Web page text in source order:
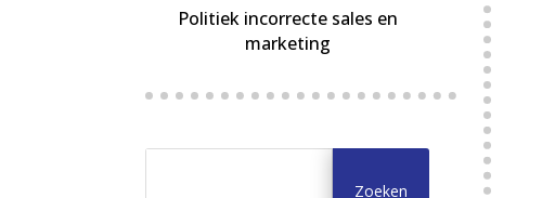
Politiek incorrecte sales en
marketing